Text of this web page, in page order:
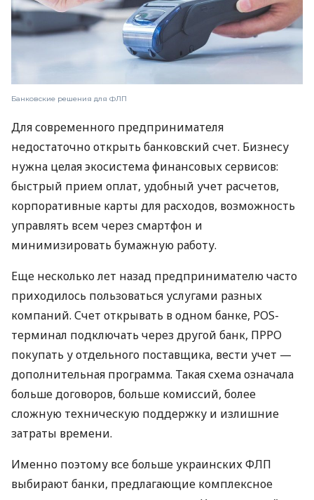
Банковские решения для ФЛП
Для современного предпринимателя
недостаточно открыть банковский счет. Бизнесу
нужна целая экосистема финансовых сервисов:
быстрый прием оплат, удобный учет расчетов,
корпоративные карты для расходов, возможность
управлять всем через смартфон и
минимизировать бумажную работу.
Еще несколько лет назад предпринимателю часто
приходилось пользоваться услугами разных
компаний. Счет открывать в одном банке, POS-
терминал подключать через другой банк, ПРРО
покупать у отдельного поставщика, вести учет —
дополнительная программа. Такая схема означала
больше договоров, больше комиссий, более
сложную техническую поддержку и излишние
затраты времени.
Именно поэтому все больше украинских ФЛП
выбирают банки, предлагающие комплексное